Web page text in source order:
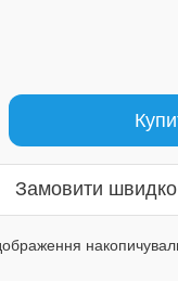
Замовити швидко